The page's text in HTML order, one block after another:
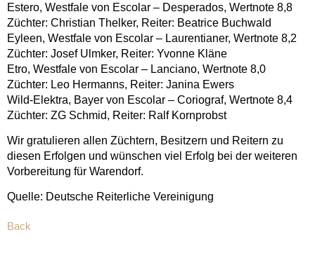
Estero, Westfale von Escolar – Desperados, Wertnote 8,8
Züchter: Christian Thelker, Reiter: Beatrice Buchwald
Eyleen, Westfale von Escolar – Laurentianer, Wertnote 8,2
Züchter: Josef Ulmker, Reiter: Yvonne Kläne
Etro, Westfale von Escolar – Lanciano, Wertnote 8,0
Züchter: Leo Hermanns, Reiter: Janina Ewers
Wild-Elektra, Bayer von Escolar – Coriograf, Wertnote 8,4
Züchter: ZG Schmid, Reiter: Ralf Kornprobst
Wir gratulieren allen Züchtern, Besitzern und Reitern zu
diesen Erfolgen und wünschen viel Erfolg bei der weiteren
Vorbereitung für Warendorf.
Quelle: Deutsche Reiterliche Vereinigung
Back